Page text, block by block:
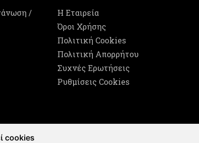
cookies
/
Η Εταιρεία
Όροι Χρήσης
Πολιτική Cookies
Πολιτική Απορρήτου
Συχνές Ερωτήσεις
Ρυθμίσεις Cookies